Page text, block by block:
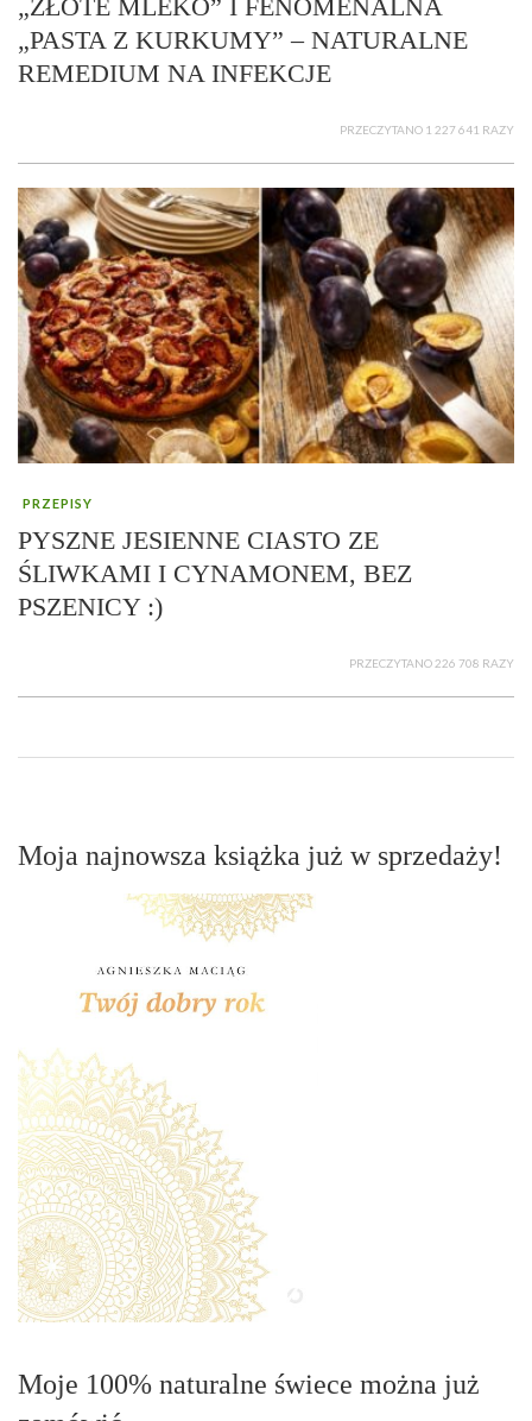
„ZŁOTE MLEKO” I FENOMENALNA
„PASTA Z KURKUMY” – NATURALNE
REMEDIUM NA INFEKCJE
PRZECZYTANO 1 227 641 RAZY
PRZEPISY
PYSZNE JESIENNE CIASTO ZE
ŚLIWKAMI I CYNAMONEM, BEZ
PSZENICY :)
PRZECZYTANO 226 708 RAZY
Moja najnowsza książka już w sprzedaży!
Moje 100% naturalne świece można już